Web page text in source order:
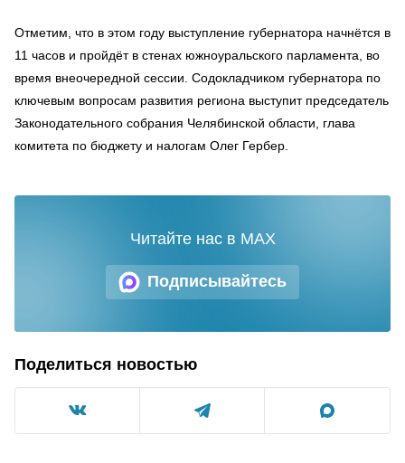
Отметим, что в этом году выступление губернатора начнётся в
11 часов и пройдёт в стенах южноуральского парламента, во
время внеочередной сессии. Содокладчиком губернатора по
ключевым вопросам развития региона выступит председатель
Законодательного собрания Челябинской области, глава
комитета по бюджету и налогам Олег Гербер.
Подписывайтесь
Читайте нас в MAX
Поделиться новостью